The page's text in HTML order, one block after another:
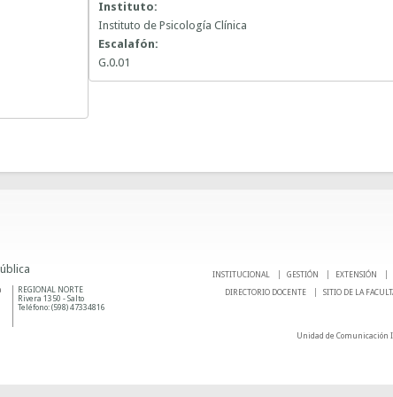
Instituto:
Instituto de Psicología Clínica
Escalafón:
G.0.01
INSTITUCIONAL GESTIÓN EXTENSIÓN
DIRECTORIO DOCENTE
SITIO DE LA
REGIONAL NORTE
Rivera 1350 - Salto
Teléfono: (598) 47334816
Unidad de Comunicación